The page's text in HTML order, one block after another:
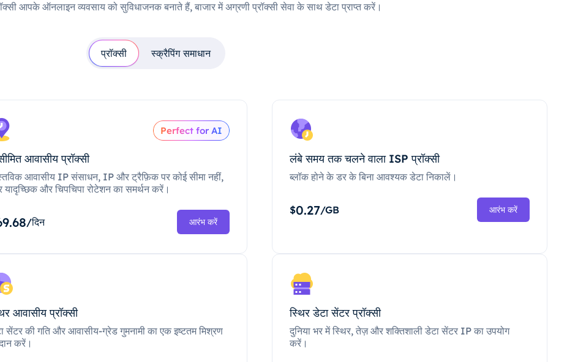
आपके ऑनलाइन व्यवसाय को सुविधाजनक बनाते हैं, बाजार में अग्रणी प्रॉक्सी सेवा के साथ डेटा प्राप्त करें।
प्रॉक्सी स्क्रैपिंग समाधान
Perfect for AI
आवासीय प्रॉक्सी
आवासीय IP संसाधन, IP और ट्रैफ़िक पर कोई सीमा नहीं,
और चिपचिपा रोटेशन का समर्थन करें।
/दिन आरंभ करें
लंबे समय तक चलने वाला ISP प्रॉक्सी
ब्लॉक होने के डर के बिना आवश्यक डेटा निकालें।
$0.27/GB आरंभ करें
आवासीय प्रॉक्सी
सेंटर की गति और आवासीय-ग्रेड गुमनामी का एक इष्टतम मिश्रण
करें।
स्थिर डेटा सेंटर प्रॉक्सी
दुनिया भर में स्थिर, तेज़ और शक्तिशाली डेटा सेंटर IP का उपयोग
करें।